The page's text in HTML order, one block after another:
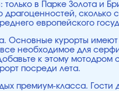
только в Парке Золота и
драгоценностей, сколько
европейского
Основные курорты
необходимое для
к этому мотодром
посреди лета.
премиум-класса. Гости